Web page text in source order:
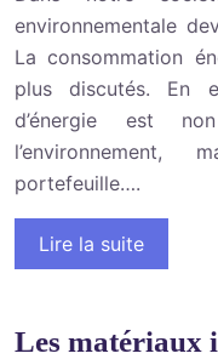
environnementale
La consommation
plus discutés. En
d’énergie est
portefeuille….
Lire la suite
Les matériaux